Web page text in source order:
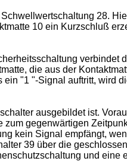
28.
10 ein Kurzschluß
verbindet
die aus der
"1 "-Signal auftritt, wird
ausgebildet ist.
gegenwärtigen
kein Signal empfängt,
39 über die
und eine